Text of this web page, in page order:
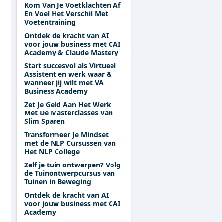
Kom Van Je Voetklachten Af
En Voel Het Verschil Met
Voetentraining
Ontdek de kracht van AI
voor jouw business met CAI
Academy & Claude Mastery
Start succesvol als Virtueel
Assistent en werk waar &
wanneer jij wilt met VA
Business Academy
Zet Je Geld Aan Het Werk
Met De Masterclasses Van
Slim Sparen
Transformeer Je Mindset
met de NLP Cursussen van
Het NLP College
Zelf je tuin ontwerpen? Volg
de Tuinontwerpcursus van
Tuinen in Beweging
Ontdek de kracht van AI
voor jouw business met CAI
Academy